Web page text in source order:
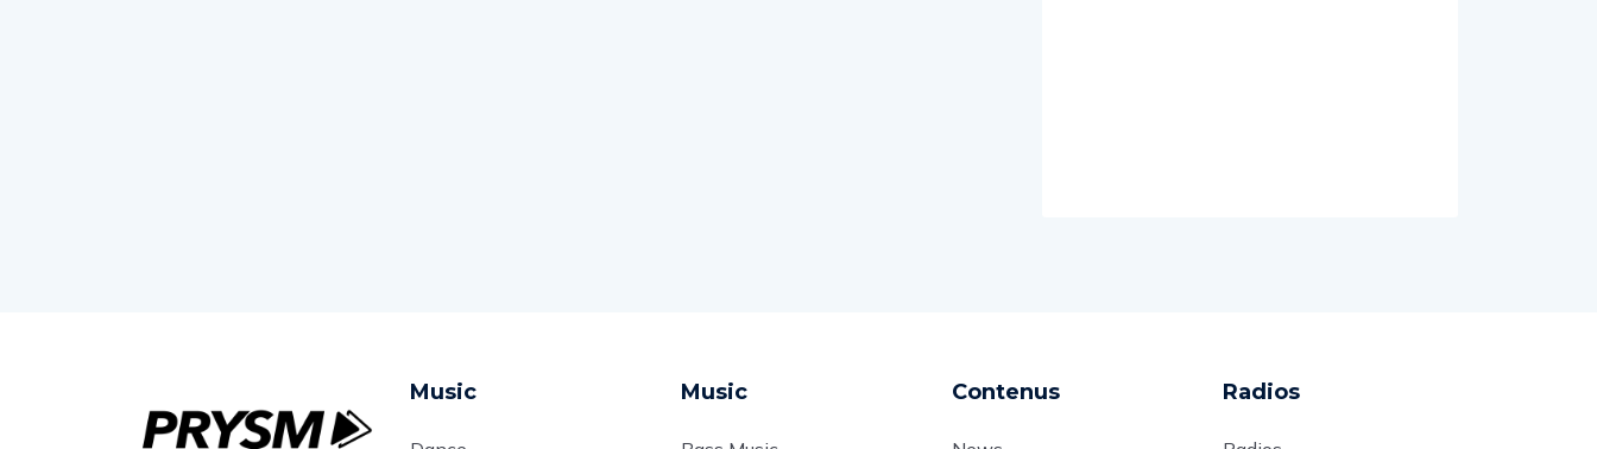
Music Music Contenus Radios